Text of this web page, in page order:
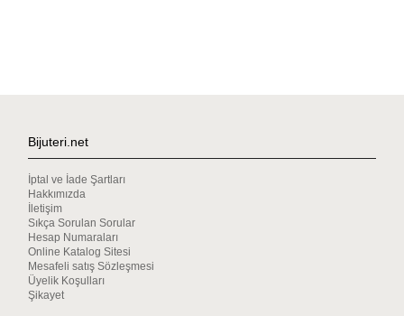
Bijuteri.net
İptal ve İade Şartları
Hakkımızda
İletişim
Sıkça Sorulan Sorular
Hesap Numaraları
Online Katalog Sitesi
Mesafeli satış Sözleşmesi
Üyelik Koşulları
Şikayet